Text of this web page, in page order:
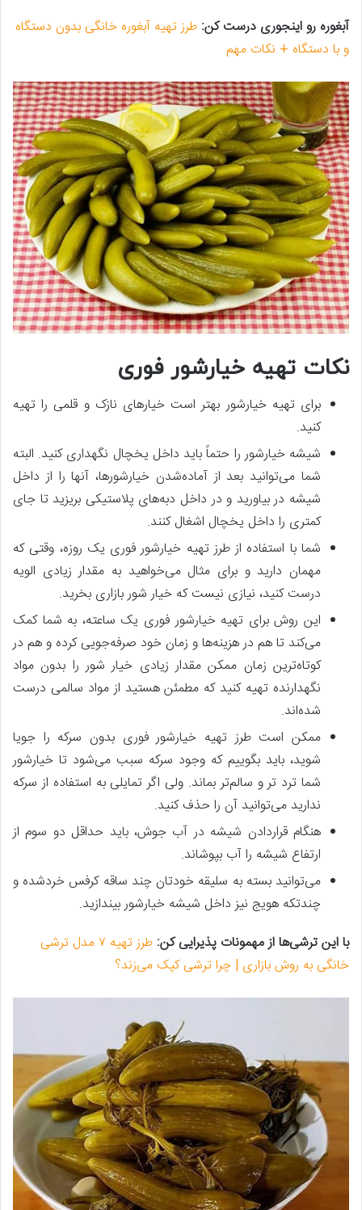
آبغوره رو اینجوری درست کن: طرز تهیه آبغوره خانگی بدون دستگاه
و با دستگاه + نکات مهم
نکات تهیه خیارشور فوری
برای تهیه خیارشور بهتر است خیارهای نازک و قلمی را تهیه
کنید.
شیشه خیارشور را حتماً باید داخل یخچال نگهداری کنید. البته
شما می‌توانید بعد از آماده‌شدن خیارشورها، آنها را از داخل
شیشه در بیاورید و در داخل دبه‌های پلاستیکی بریزید تا جای
کمتری را داخل یخچال اشغال کنند.
شما با استفاده از طرز تهیه خیارشور فوری یک روزه، وقتی که
مهمان دارید و برای مثال می‌خواهید به مقدار زیادی الویه
درست کنید، نیازی نیست که خیار شور بازاری بخرید.
این روش برای تهیه خیارشور فوری یک ساعته، به شما کمک
می‌کند تا هم در هزینه‌ها و زمان خود صرفه‌جویی کرده و هم در
کوتاه‌ترین زمان ممکن مقدار زیادی خیار شور را بدون مواد
نگهدارنده تهیه کنید که مطمئن هستید از مواد سالمی درست
شده‌اند.
ممکن است طرز تهیه خیارشور فوری بدون سرکه را جویا
شوید، باید بگوییم که وجود سرکه سبب می‌شود تا خیارشور
شما ترد تر و سالم‌تر بماند. ولی اگر تمایلی به استفاده از سرکه
ندارید می‌توانید آن را حذف کنید.
هنگام قراردادن شیشه در آب جوش، باید حداقل دو سوم از
ارتفاع شیشه را آب بپوشاند.
می‌توانید بسته به سلیقه خودتان چند ساقه کرفس خرد‌شده و
چندتکه هویج نیز داخل شیشه خیارشور بیندازید.
با این ترشی‌ها از مهمونات پذیرایی کن:
طرز تهیه ۷ مدل ترشی
خانگی به روش بازاری | چرا ترشی کپک می‌زند؟